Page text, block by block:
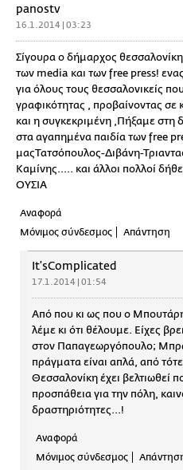
panostv
16.1.2014 | 03:23
Σίγουρα ο δήμαρχος
των media και των free press!
για όλους τους θεσσαλονικείς
γραφικότητας , προβαίνοντας σε
και η συγκεκριμένη ,Πήξαμε στη
στα αγαπημένα παιδία των free
μαςΤατσόπουλος-Διβάνη-
Καμίνης..... και άλλοι πολλοί
ΟΥΣΙΑ
Αναφορά
Μόνιμος σύνδεσμος
Απάντηση
It'sComplicated
17.1.2014 | 01:54
Από που κι ως που ο
λέμε κι ότι θέλουμε. Είχες
στον Παπαγεωργόπουλο;
πράγματα είναι απλά, από
Θεσσαλονίκη έχει βελτιωθεί
προσπάθεια για την πόλη,
δραστηριότητες...!
Αναφορά
Μόνιμος σύνδεσμος